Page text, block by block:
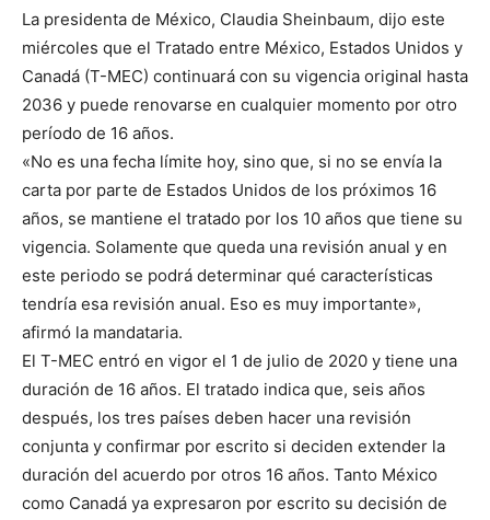
La presidenta de México, Claudia Sheinbaum, dijo este
miércoles que el Tratado entre México, Estados Unidos y
Canadá (T-MEC) continuará con su vigencia original hasta
2036 y puede renovarse en cualquier momento por otro
período de 16 años.
«No es una fecha límite hoy, sino que, si no se envía la
carta por parte de Estados Unidos de los próximos 16
años, se mantiene el tratado por los 10 años que tiene su
vigencia. Solamente que queda una revisión anual y en
este periodo se podrá determinar qué características
tendría esa revisión anual. Eso es muy importante»,
afirmó la mandataria.
El T-MEC entró en vigor el 1 de julio de 2020 y tiene una
duración de 16 años. El tratado indica que, seis años
después, los tres países deben hacer una revisión
conjunta y confirmar por escrito si deciden extender la
duración del acuerdo por otros 16 años. Tanto México
como Canadá ya expresaron por escrito su decisión de